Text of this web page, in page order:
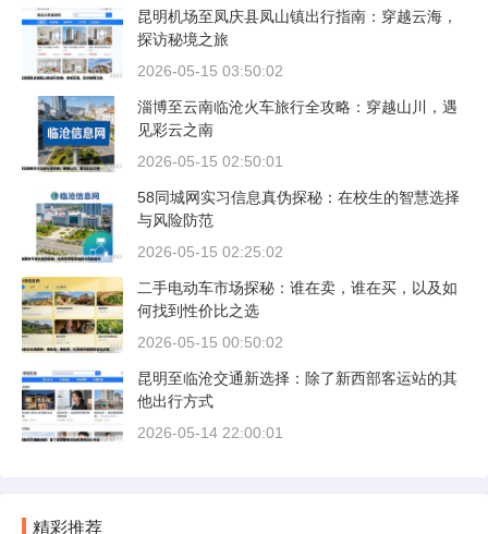
昆明机场至凤庆县凤山镇出行指南：穿越云海，
探访秘境之旅
2026-05-15 03:50:02
淄博至云南临沧火车旅行全攻略：穿越山川，遇
见彩云之南
2026-05-15 02:50:01
58同城网实习信息真伪探秘：在校生的智慧选择
与风险防范
2026-05-15 02:25:02
二手电动车市场探秘：谁在卖，谁在买，以及如
何找到性价比之选
2026-05-15 00:50:02
昆明至临沧交通新选择：除了新西部客运站的其
他出行方式
2026-05-14 22:00:01
精彩推荐